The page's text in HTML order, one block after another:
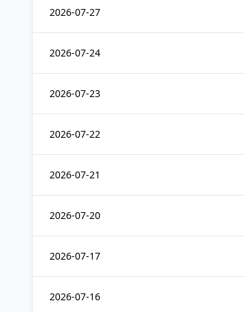
2026-07-27
2026-07-24
2026-07-23
2026-07-22
2026-07-21
2026-07-20
2026-07-17
2026-07-16